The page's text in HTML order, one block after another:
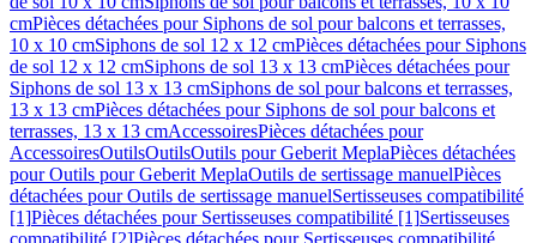
cmPièces détachées pour Siphons de sol pour balcons et terrasses,
10 x 10 cmSiphons de sol 12 x 12 cmPièces détachées pour Siphons
de sol 12 x 12 cmSiphons de sol 13 x 13 cmPièces détachées pour
Siphons de sol 13 x 13 cmSiphons de sol pour balcons et terrasses,
13 x 13 cmPièces détachées pour Siphons de sol pour balcons et
terrasses, 13 x 13 cmAccessoiresPièces détachées pour
AccessoiresOutilsOutilsOutils pour Geberit MeplaPièces détachées
pour Outils pour Geberit MeplaOutils de sertissage manuelPièces
détachées pour Outils de sertissage manuelSertisseuses compatibilité
[1]Pièces détachées pour Sertisseuses compatibilité [1]Sertisseuses
compatibilité [2]Pièces détachées pour Sertisseuses compatibilité